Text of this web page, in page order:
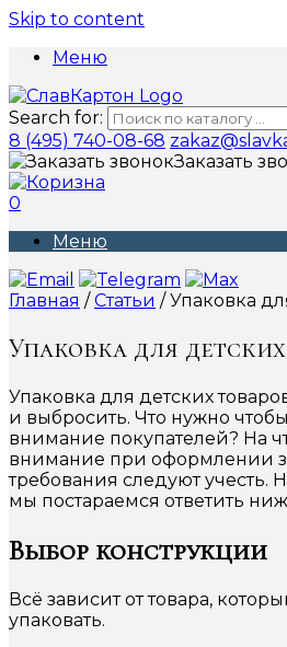
Skip to content
Меню
Search for:
8 (495) 740-08-68
Заказать
0
Меню
Главная /Статьи / Упаковка
Упаковка для
Упаковка для детских
и выбросить. Что нужно
внимание покупателей? На
внимание при оформлении
требования следуют учесть.
мы постараемся ответить
Выбор конструкции
Всё зависит от товара,
упаковать.